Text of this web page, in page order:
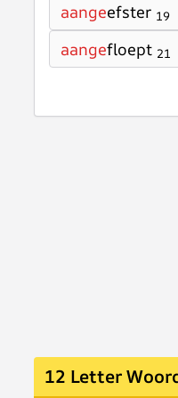
aangeefster 19
aangefloept 21
12 Letter